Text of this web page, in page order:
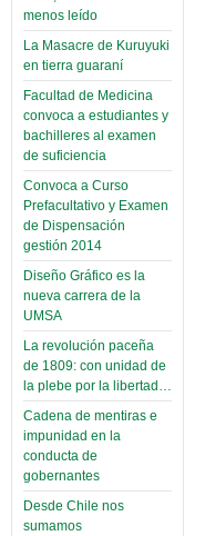
menos leído
La Masacre de Kuruyuki
en tierra guaraní
Facultad de Medicina
convoca a estudiantes y
bachilleres al examen
de suficiencia
Convoca a Curso
Prefacultativo y Examen
de Dispensación
gestión 2014
Diseño Gráfico es la
nueva carrera de la
UMSA
La revolución paceña
de 1809: con unidad de
la plebe por la libertad…
Cadena de mentiras e
impunidad en la
conducta de
gobernantes
Desde Chile nos
sumamos